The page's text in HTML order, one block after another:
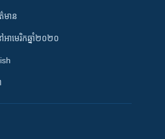
មាន
អាមេរិកឆ្នាំ២០២០